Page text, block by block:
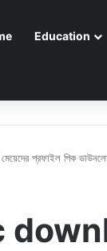
Education
প্রফাইল পিক